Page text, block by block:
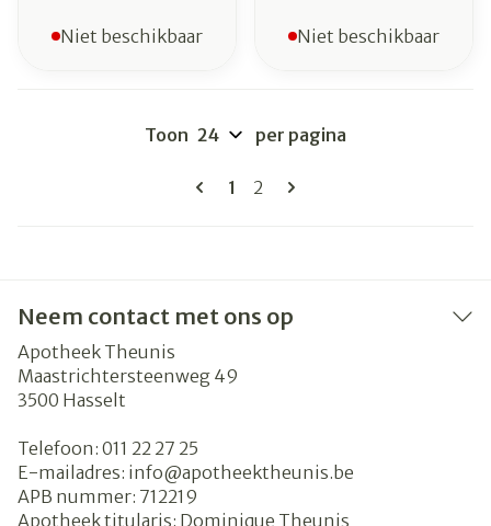
Niet beschikbaar Niet beschikbaar
Pagina's
U lees momenteel pagina
1 Pagina
2
Toon per pagina
Neem contact met ons op
Apotheek Theunis
Maastrichtersteenweg 49
3500 Hasselt
Telefoon: 011 22 27 25
E-mailadres: info@apotheektheunis.be
APB nummer: 712219
Apotheek titularis: Dominique Theunis